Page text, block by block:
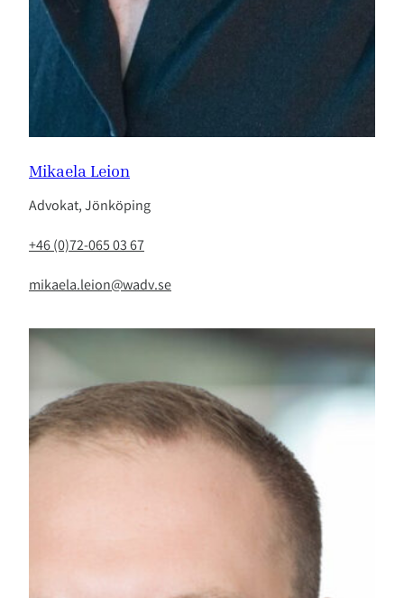
Mikaela Leion
Advokat, Jönköping
+46 (0)72-065 03 67
mikaela.leion@wadv.se